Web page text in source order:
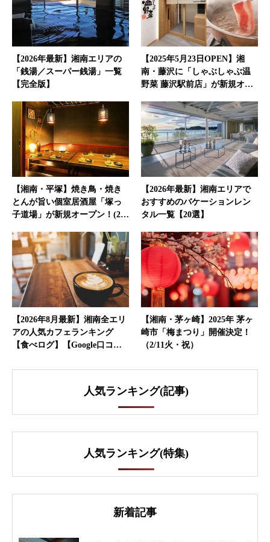
【2026年最新】湘南エリアの
「銭湯／スーパー銭湯」一覧
【完全版】
【2025年5月23日OPEN】湘
南・藤沢に「しゃぶしゃぶ温
野菜 藤沢駅前店」が新規オ…
【湘南・平塚】焼き鳥・焼き
とんが旨い個室居酒屋「塚っ
子道場」が新規オープン！(2…
【2026年最新】湘南エリアで
おすすめのバケーションレン
タル一覧【20選】
【2026年8月最新】湘南全エリ
アの人気カフェランキング
【食べログ】【Google口コ…
【湘南・茅ヶ崎】2025年 茅ヶ
崎市「梅まつり」開催決定！
（2/11火・祝）
人気ランキング(記事)
人気ランキング(特集)
新着記事